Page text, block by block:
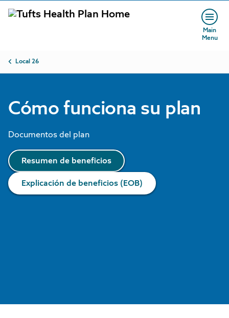
Skip to main content
Main
Menu
Breadcrumb
Local 26
Cómo funciona su plan
Documentos del plan
Resumen de beneficios
Explicación de beneficios (EOB)